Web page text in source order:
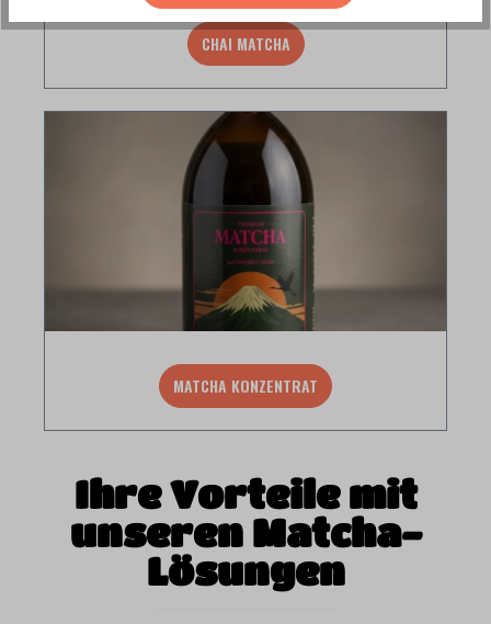
CHAI MATCHA
MATCHA KONZENTRAT
Ihre Vorteile mit
unseren Matcha-
Lösungen